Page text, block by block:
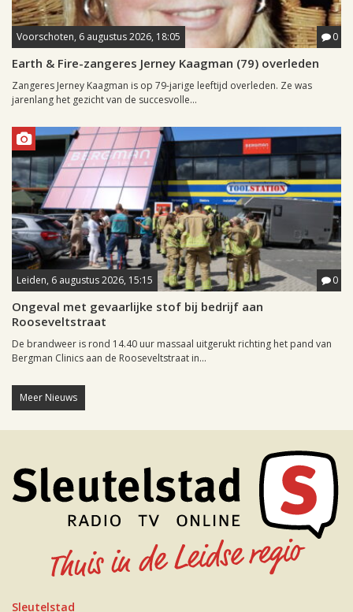
Voorschoten, 6 augustus 2026, 18:05 0
Earth & Fire-zangeres Jerney Kaagman (79) overleden
Zangeres Jerney Kaagman is op 79-jarige leeftijd overleden. Ze was
jarenlang het gezicht van de succesvolle...
Leiden, 6 augustus 2026, 15:15 0
Ongeval met gevaarlijke stof bij bedrijf aan
Rooseveltstraat
De brandweer is rond 14.40 uur massaal uitgerukt richting het pand van
Bergman Clinics aan de Rooseveltstraat in...
Meer Nieuws
Sleutelstad